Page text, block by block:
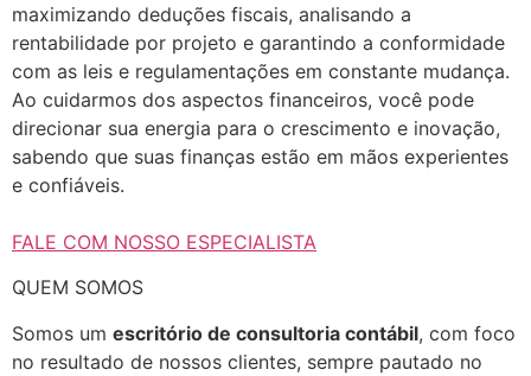
maximizando deduções fiscais, analisando a
rentabilidade por projeto e garantindo a conformidade
com as leis e regulamentações em constante mudança.
Ao cuidarmos dos aspectos financeiros, você pode
direcionar sua energia para o crescimento e inovação,
sabendo que suas finanças estão em mãos experientes
e confiáveis.
FALE COM NOSSO ESPECIALISTA
QUEM SOMOS
Somos um escritório de consultoria contábil, com foco
no resultado de nossos clientes, sempre pautado no